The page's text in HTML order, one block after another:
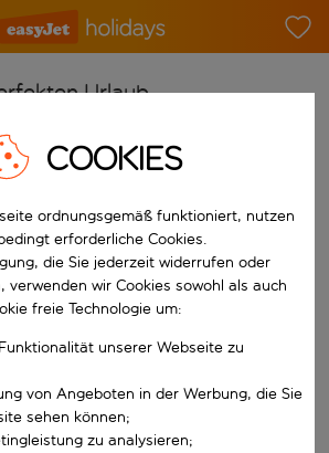
Urlaub
für die automatische
für die automatische
aus.
COOKIES
ordnungsgemäß funktioniert, nutzen
erforderliche Cookies.
die Sie jederzeit widerrufen oder
verwenden wir Cookies sowohl als auch
freie Technologie um:
unserer Webseite zu
von Angeboten in der Werbung, die Sie
sehen können;
zu analysieren;